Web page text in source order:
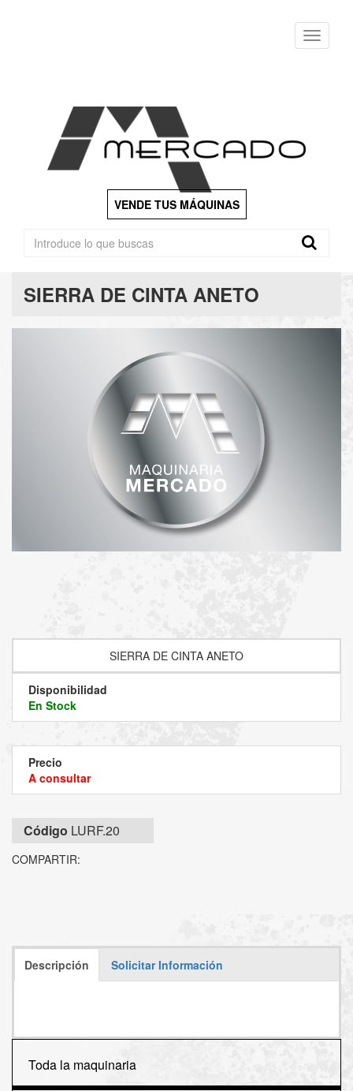
Menu
VENDE TUS MÁQUINAS
SIERRA DE CINTA ANETO
SIERRA DE CINTA ANETO
Disponibilidad
En Stock
Precio
A consultar
Código LURF.20
COMPARTIR:
Descripción Solicitar Información
Toda la maquinaria